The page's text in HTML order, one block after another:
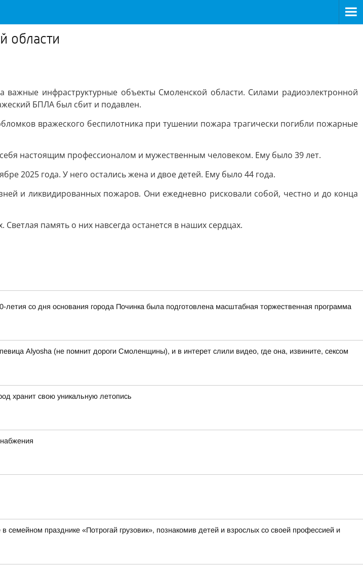
области
инфраструктурные объекты Смоленской области. Силами радиоэлектронной
БПЛА был сбит и подавлен.
вражеского беспилотника при тушении пожара трагически погибли пожарные
настоящим профессионалом и мужественным человеком. Ему было 39 лет.
2025 года. У него остались жена и двое детей. Ему было 44 года.
и ликвидированных пожаров. Они ежедневно рисковали собой, честно и до конца
память о них навсегда останется в наших сердцах.
со дня основания города Починка была подготовлена масштабная торжественная программа
Alyosha (не помнит дороги Смоленщины), и в интерет слили видео, где она, извините, сексом
хранит свою уникальную летопись
празднике «Потрогай грузовик», познакомив детей и взрослых со своей профессией и